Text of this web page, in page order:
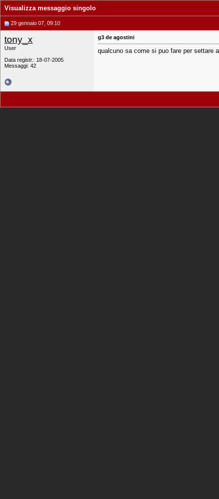
Visualizza messaggio singolo
29 gennaio 07, 09:10
tony_x
User
Data registr.: 18-07-2005
Messaggi: 42
g3 de agostini
qualcuno sa come si puo fare per settare